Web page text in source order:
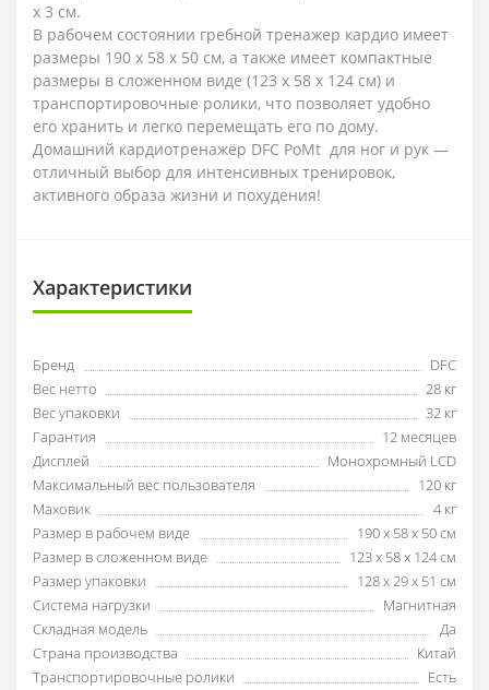
х 3 см.
В рабочем состоянии гребной тренажер кардио имеет
размеры 190 x 58 x 50 см, а также имеет компактные
размеры в сложенном виде (123 x 58 x 124 см) и
транспортировочные ролики, что позволяет удобно
его хранить и легко перемещать его по дому.
Домашний кардиотренажёр DFC PoMt для ног и рук —
отличный выбор для интенсивных тренировок,
активного образа жизни и похудения!
Характеристики
Бренд
DFC
Вес нетто
28 кг
Вес упаковки
32 кг
Гарантия
12 месяцев
Дисплей
Монохромный LCD
Максимальный вес пользователя
120 кг
Маховик
4 кг
Размер в рабочем виде
190 х 58 х 50 см
Размер в сложенном виде
123 х 58 х 124 см
Размер упаковки
128 х 29 х 51 см
Система нагрузки
Магнитная
Складная модель
Да
Страна производства
Китай
Транспортировочные ролики
Есть